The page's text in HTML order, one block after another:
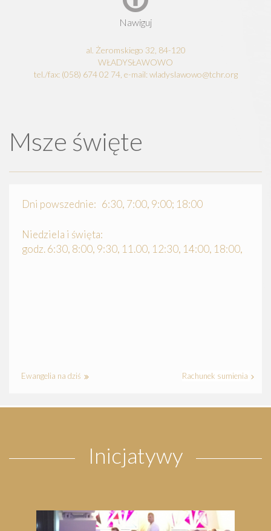
Nawiguj
al. Żeromskiego 32, 84-120
WŁADYSŁAWOWO
tel./fax: (058) 674 02 74, e-mail: wladyslawowo@tchr.org
Msze święte
Dni powszednie: 6:30, 7:00, 9:00; 18:00
Niedziela i święta:
godz. 6:30, 8:00, 9:30, 11.00, 12:30, 14:00, 18:00,
Ewangelia na dziś Rachunek sumienia
Inicjatywy